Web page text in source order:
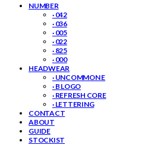
NUMBER
· 042
· 036
· 005
· 022
· 825
· 000
HEADWEAR
· UNCOMMON E
· B LOGO
· REFRESH CORE
· LETTERING
CONTACT
ABOUT
GUIDE
STOCKIST